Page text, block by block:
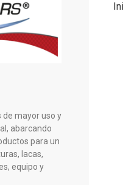
de mayor uso y
abarcando
para un
lacas,
equipo y